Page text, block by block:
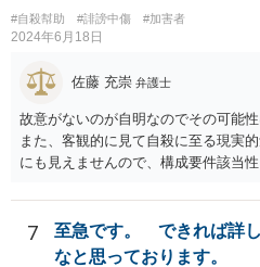
#自殺幇助 #誹謗中傷 #加害者
2024年6月18日
佐藤 充崇 弁護士
故意がないのが自明なのでその可能
また、客観的に見て自殺に至る現実
にも見えませんので、構成要件該当
7
至急です。 できれば詳
なと思っております。